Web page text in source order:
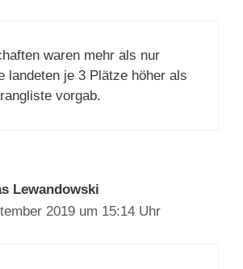
waren mehr als nur
landeten je 3 Plätze höher als
vorgab.
Lewandowski
2019 um 15:14 Uhr